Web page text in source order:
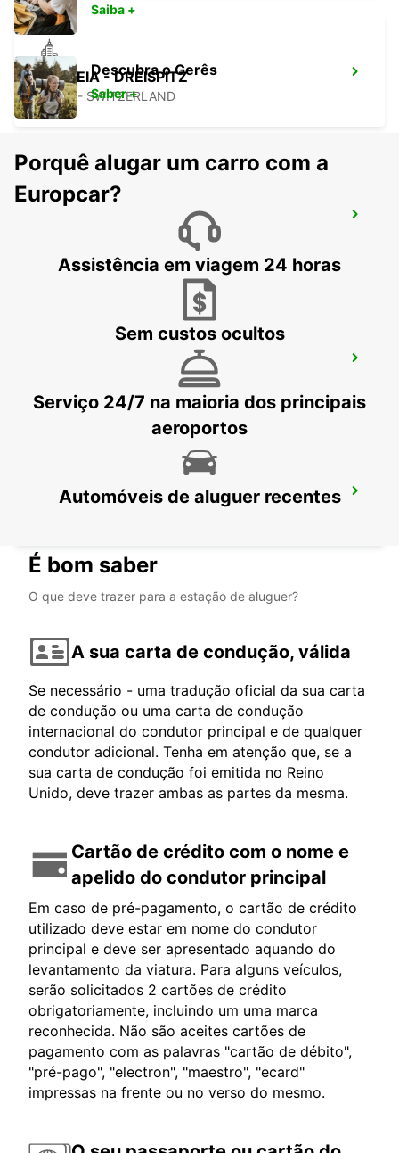
BASILEIA - DREISPITZ
BASEL - SWITZERLAND
ESTAÇÃO DE COMBOIOS DE VESOUL -
BIEL
Saiba +
Descubra o Gerês
Saber +
Porquê alugar um carro com a
Europcar?
Assistência em viagem 24 horas
Sem custos ocultos
Serviço 24/7 na maioria dos principais
aeroportos
Automóveis de aluguer recentes
É bom saber
O que deve trazer para a estação de aluguer?
A sua carta de condução, válida
Se necessário - uma tradução oficial da sua carta
de condução ou uma carta de condução
internacional do condutor principal e de qualquer
condutor adicional. Tenha em atenção que, se a
sua carta de condução foi emitida no Reino
Unido, deve trazer ambas as partes da mesma.
Cartão de crédito com o nome e
apelido do condutor principal
Em caso de pré-pagamento, o cartão de crédito
utilizado deve estar em nome do condutor
principal e deve ser apresentado aquando do
levantamento da viatura. Para alguns veículos,
serão solicitados 2 cartões de crédito
obrigatoriamente, incluindo um uma marca
reconhecida. Não são aceites cartões de
pagamento com as palavras "cartão de débito",
"pré-pago", "electron", "maestro", "ecard"
impressas na frente ou no verso do mesmo.